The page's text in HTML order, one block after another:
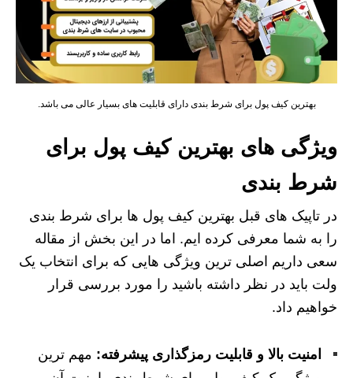
بهترین کیف پول برای شرط بندی دارای قابلیت های بسیار عالی می باشد.
ویژگی های بهترین کیف پول برای
شرط بندی
در تاپیک های قبل بهترین کیف پول ها برای شرط بندی
را به شما معرفی کرده ایم. اما در این بخش از مقاله
سعی داریم اصلی ترین ویژگی هایی که برای انتخاب یک
ولت باید در نظر داشته باشید را مورد بررسی قرار
خواهیم داد.
امنیت بالا و قابلیت رمزگذاری پیشرفته: مهم ترین